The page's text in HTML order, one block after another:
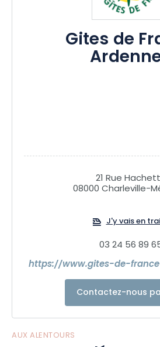
Gites de
21 Rue
08000 Charleville-
J'y vais en
03 24 56 89
https://www.gites-de-
Contactez-nous
AUX ALENTOURS